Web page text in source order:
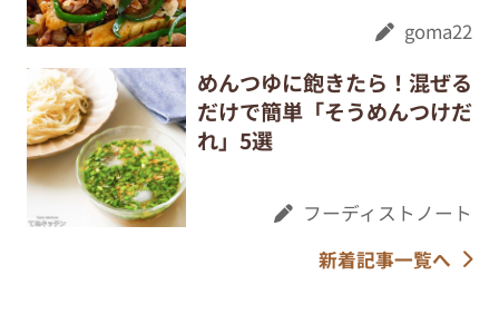
goma22
めんつゆに飽きたら！混ぜる
だけで簡単「そうめんつけだ
れ」5選
フーディストノート
新着記事一覧へ